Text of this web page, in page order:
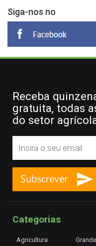
Siga-nos no
Receba
gratuita, todas
do setor
Categorias
Agricultura